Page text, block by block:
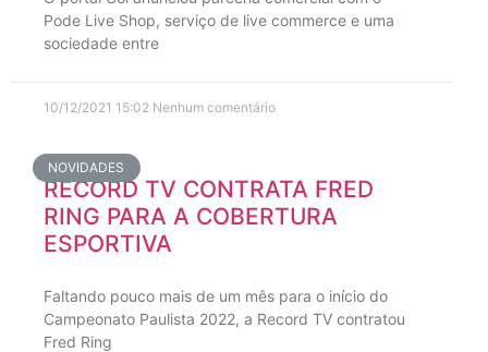
Pode Live Shop, serviço de live commerce e uma
sociedade entre
10/12/2021 15:02 Nenhum comentário
NOVIDADES
RECORD TV CONTRATA FRED
RING PARA A COBERTURA
ESPORTIVA
Faltando pouco mais de um mês para o início do
Campeonato Paulista 2022, a Record TV contratou
Fred Ring